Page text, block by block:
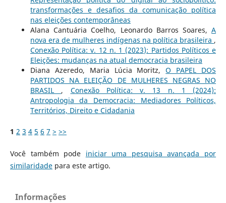
transformações e desafios da comunicação política
nas eleições contemporâneas
Alana Cantuária Coelho, Leonardo Barros Soares,A
nova era de mulheres indígenas na política brasileira ,
Conexão Política: v. 12 n. 1 (2023): Partidos Políticos e
Eleições: mudanças na atual democracia brasileira
Diana Azeredo, Maria Lúcia Moritz,O PAPEL DOS
PARTIDOS NA ELEIÇÃO DE MULHERES NEGRAS NO
BRASIL , Conexão Política: v. 13 n. 1 (2024):
Antropologia da Democracia: Mediadores Políticos,
Territórios, Direito e Cidadania
1 2 3 4 5 6 7 > >>
Você também pode iniciar uma pesquisa avançada por
similaridadepara este artigo.
Informações